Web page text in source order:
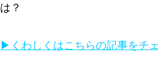
は？
▶くわしくはこちらの記事をチ